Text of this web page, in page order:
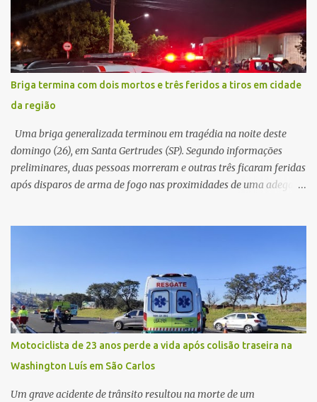
permaneceu com a chave de ignição e se ausentou do local por
cerca de dez minutos para buscar ajuda. Ao retornar, constatou
que o automóvel havia desaparecido. A vítima realizou buscas
pelas imediações, mas não conseguiu localizar o veículo.
Conforme o boletim, um menino de aproximadamente 10 anos
relatou ter visto a Spin passando pelo local fazendo um forte ruído,
característica compatível com o problema mecânico que o veículo
já apresentava antes do furto. O carro possui seguro e, segundo a
v...
Briga termina com dois mortos e três feridos a tiros em cidade
da região
Uma briga generalizada terminou em tragédia na noite deste
domingo (26), em Santa Gertrudes (SP). Segundo informações
preliminares, duas pessoas morreram e outras três ficaram feridas
após disparos de arma de fogo nas proximidades de uma adega. O
diversos disparos. Duas vítimas morreram ainda no local. Outras
três pessoas foram baleadas e socorridas. Até o momento, não
foram divulgadas informações oficiais sobre o estado de saúde dos
feridos. Equipes da Polícia Militar de Santa Gertrudes atenderam a
ocorrência e isolaram a área para o trabalho da perícia. Até a
última atualização, nenhum suspeito havia sido preso. A Polícia
Civil investigará a motivação da briga, a autoria dos disparos e as
circunstâncias do crime. A ocorrência segue em anda...
Motociclista de 23 anos perde a vida após colisão traseira na
Washington Luís em São Carlos
Um grave acidente de trânsito resultou na morte de um